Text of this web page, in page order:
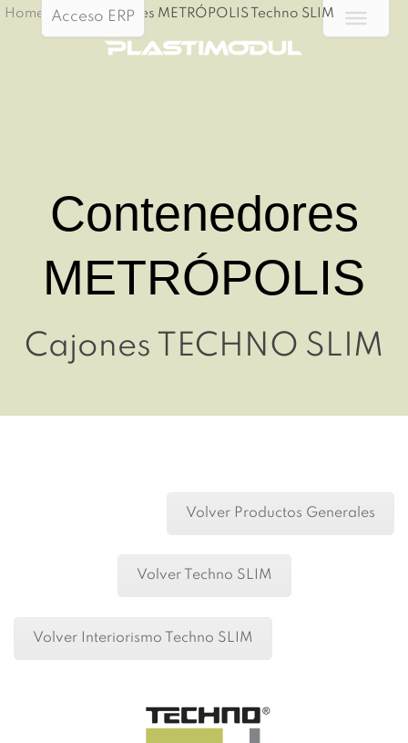
Acceso ERP
Home / Contenedores METRÓPOLIS Techno SLIM
Contenedores
METRÓPOLIS
Cajones TECHNO SLIM
Volver Productos Generales
Volver Techno SLIM
Volver Interiorismo Techno SLIM